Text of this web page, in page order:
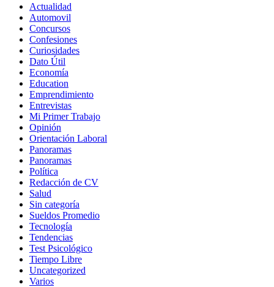
Actualidad
Automovil
Concursos
Confesiones
Curiosidades
Dato Útil
Economía
Education
Emprendimiento
Entrevistas
Mi Primer Trabajo
Opinión
Orientación Laboral
Panoramas
Panoramas
Política
Redacción de CV
Salud
Sin categoría
Sueldos Promedio
Tecnología
Tendencias
Test Psicológico
Tiempo Libre
Uncategorized
Varios